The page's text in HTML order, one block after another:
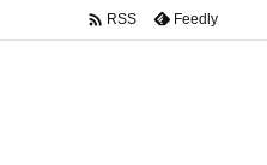
 RSS Feedly